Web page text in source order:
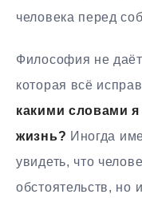
человека перед
Философия не
которая всё
какими словами
жизнь? Иногда
увидеть, что
обстоятельств, но